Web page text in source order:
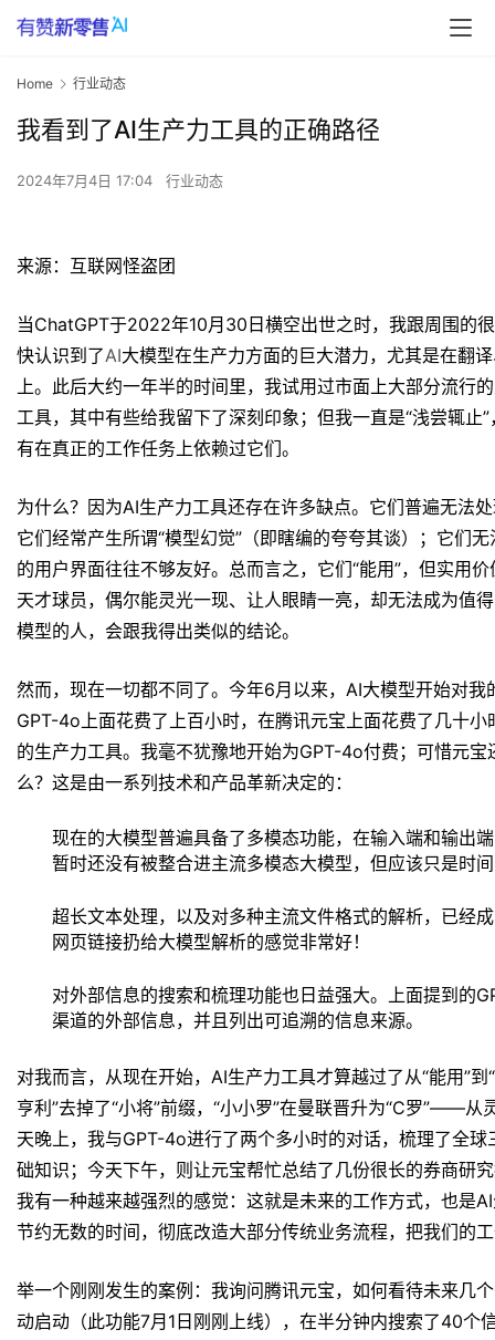
Home 行业动态
我看到了AI生产力工具的正确路径
2024年7月4日 17:04 行业动态
来源：互联网怪盗团
当ChatGPT于2022年10月30日横空出世之时，我跟周围的
快认识到了AI大模型在生产力方面的巨大潜力，尤其是在翻
上。此后大约一年半的时间里，我试用过市面上大部分流行
工具，其中有些给我留下了深刻印象；但我一直是“浅尝辄止
有在真正的工作任务上依赖过它们。
为什么？因为AI生产力工具还存在许多缺点。它们普遍无法
它们经常产生所谓“模型幻觉”（即瞎编的夸夸其谈）；它们
的用户界面往往不够友好。总而言之，它们“能用”，但实用
天才球员，偶尔能灵光一现、让人眼睛一亮，却无法成为值
模型的人，会跟我得出类似的结论。
然而，现在一切都不同了。今年6月以来，AI大模型开始对
GPT-4o上面花费了上百小时，在腾讯元宝上面花费了几十
的生产力工具。我毫不犹豫地开始为GPT-4o付费；可惜元
么？这是由一系列技术和产品革新决定的：
现在的大模型普遍具备了多模态功能，在输入端和输出
暂时还没有被整合进主流多模态大模型，但应该只是时
超长文本处理，以及对多种主流文件格式的解析，已经
网页链接扔给大模型解析的感觉非常好！
对外部信息的搜索和梳理功能也日益强大。上面提到的
渠道的外部信息，并且列出可追溯的信息来源。
对我而言，从现在开始，AI生产力工具才算越过了从“能用”
亨利”去掉了“小将”前缀，“小小罗”在曼联晋升为“C罗”——
天晚上，我与GPT-4o进行了两个多小时的对话，梳理了全
础知识；今天下午，则让元宝帮忙总结了几份很长的券商研
我有一种越来越强烈的感觉：这就是未来的工作方式，也是
节约无数的时间，彻底改造大部分传统业务流程，把我们的
举一个刚刚发生的案例：我询问腾讯元宝，如何看待未来几
动启动（此功能7月1日刚刚上线），在半分钟内搜索了40个